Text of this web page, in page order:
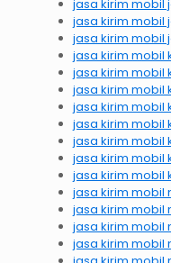
jasa kirim mobil
jasa kirim mobil
jasa kirim mobil
jasa kirim mobil
jasa kirim mobil
jasa kirim mobil
jasa kirim mobil
jasa kirim mobil
jasa kirim mobil
jasa kirim mobil
jasa kirim mobil
jasa kirim mobil
jasa kirim mobil
jasa kirim mobil
jasa kirim mobil